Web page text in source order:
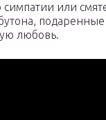
или
любовь.